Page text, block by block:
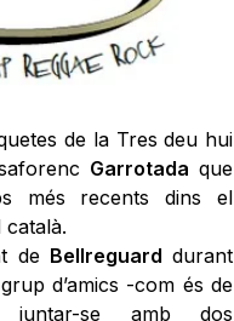
de la Tres deu hui
Garrotadaque
més recents dins el
català.
de Bellreguard durant
d’amics -com és de
juntar-se amb dos